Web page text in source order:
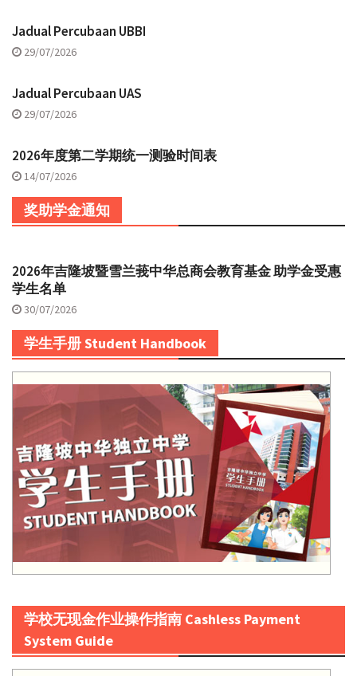
Jadual Percubaan UBBI
29/07/2026
Jadual Percubaan UAS
29/07/2026
2026年度第二学期统一测验时间表
14/07/2026
奖助学金通知
2026年吉隆坡暨雪兰莪中华总商会教育基金 助学金受惠
学生名单
30/07/2026
学生手册 Student Handbook
学校无现金作业操作指南 Cashless Payment
System Guide